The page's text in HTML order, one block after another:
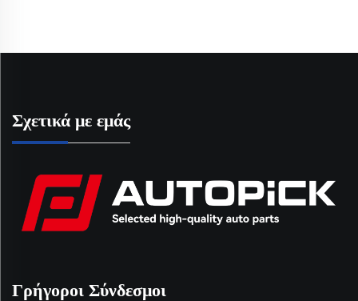
Σχετικά με εμάς
Γρήγοροι Σύνδεσμοι